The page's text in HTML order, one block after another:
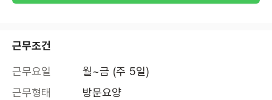
근무조건
근무요일
월~금 (주 5일)
근무형태
방문요양